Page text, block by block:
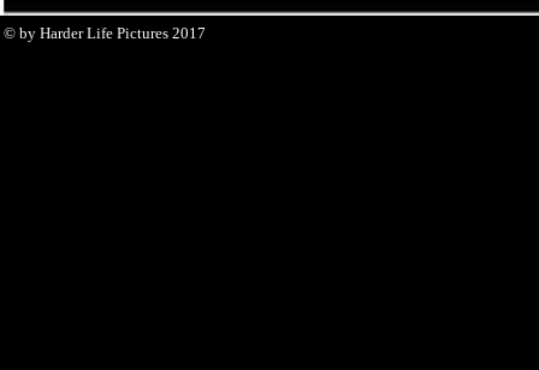
© by Harder Life Pictures 2017